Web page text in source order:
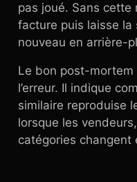
pas joué. Sans cette
facture puis laisse la
nouveau en arrière-
Le bon post-
l’erreur. Il indique
similaire reproduise
lorsque les
catégories changent